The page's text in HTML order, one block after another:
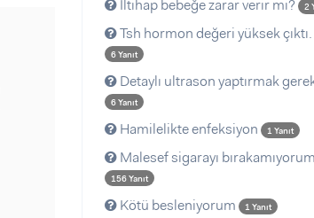
İltihap bebeğe zarar verir mi? 2
Tsh hormon değeri yüksek
6 Yanıt
Detaylı ultrason yaptırmak
6 Yanıt
Hamilelikte enfeksiyon 1 Yanıt
Malesef sigarayı
156 Yanıt
Kötü besleniyorum 1 Yanıt